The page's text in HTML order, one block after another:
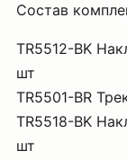
Состав
TR5512-BK
шт
TR5501-BR
TR5518-BK
шт